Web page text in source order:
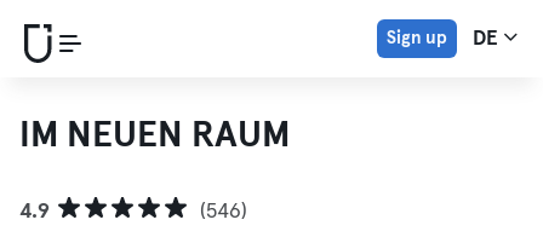
Sign up DE
IM NEUEN RAUM
4.9
(546)